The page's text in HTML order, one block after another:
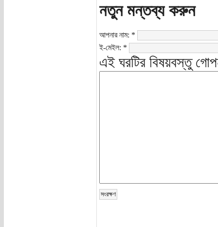
নতুন মন্তব্য করুন
আপনার নাম: *
ই-মেইল: *
এই ঘরটির বিষয়বস্তু